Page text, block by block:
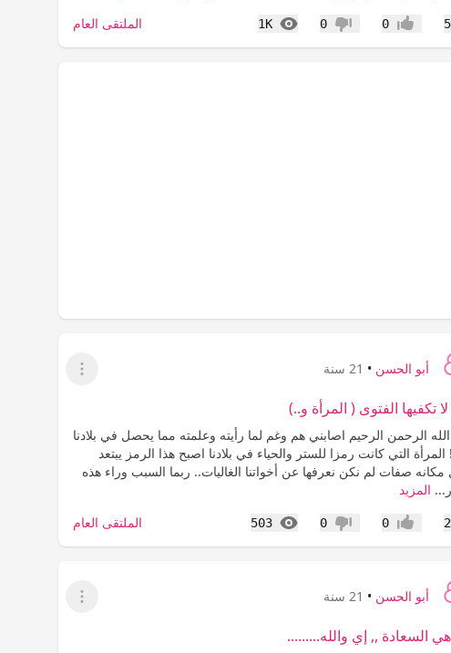
5 إعجاب0 عدم إعجاب
0
1K
المشاهدات الملتقى العام
أبو الحسن • 21 سنة
عرض القائمة
تكفيها الفتوى ( المرأة و..)
الرحمن الرحيم اصابني هم وغم لما رأيته وعلمته مما يحصل في بلادنا
المرأة التي كانت رمزا للستر والحياء في بلادنا اصبح هذا الرمز يبتعد
صفات لم نكن نعرفها عن أخواتنا الغاليات.. ربما السبب وراء هذه
المزيد
2 إعجاب0 عدم إعجاب
0
503
المشاهدات الملتقى العام
أبو الحسن • 21 سنة
عرض القائمة
السعادة ,, إي والله.........